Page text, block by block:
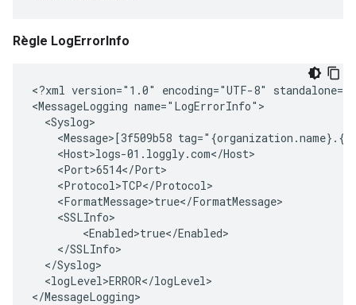
Règle LogErrorInfo
<?xml version="1.0" encoding="UTF-8"
<MessageLogging name="LogErrorInfo">
  <Syslog>
<Message>[3f509b58
    <Host>logs-01.loggly.com</Host>
    <Port>6514</Port>
    <Protocol>TCP</Protocol>
    <FormatMessage>true</FormatMessage>
    <SSLInfo>
        <Enabled>true</Enabled>
    </SSLInfo>
  </Syslog>
  <logLevel>ERROR</logLevel>
</MessageLogging>